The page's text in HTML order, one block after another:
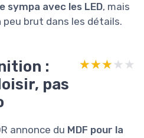
sympa avec les LED, mais
brut dans les détails.
:
pas
★★★★★
★★★★★
annonce du MDF pour la